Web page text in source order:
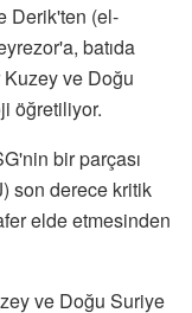
Derik'ten (el-
batıda
ve Doğu
öğretiliyor.
bir parçası
son derece kritik
elde etmesinden
ve Doğu Suriye